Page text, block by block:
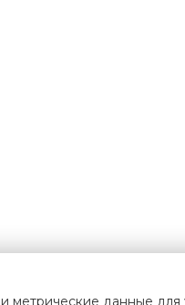
метрические данные